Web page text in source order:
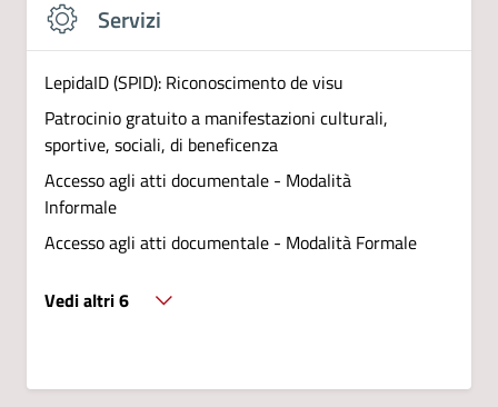
Servizi
LepidaID (SPID): Riconoscimento de visu
Patrocinio gratuito a manifestazioni culturali,
sportive, sociali, di beneficenza
Accesso agli atti documentale - Modalità
Informale
Accesso agli atti documentale - Modalità Formale
Vedi altri 6